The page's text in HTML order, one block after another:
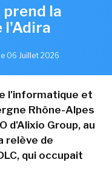
prend la
l'Adira
06 Juillet 2026
l'informatique et
Rhône-Alpes
d'Alixio Group, au
relève de
qui occupait